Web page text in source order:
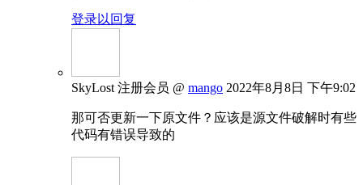
登录以回复
SkyLost 注册会员 @ mango 2022年8月8日 下午9:02
那可否更新一下原文件？应该是源文件破解时有些
代码有错误导致的